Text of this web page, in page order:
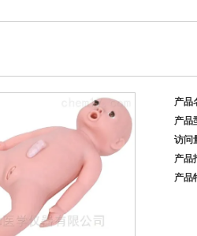
产品
产品
访问
产品
产品